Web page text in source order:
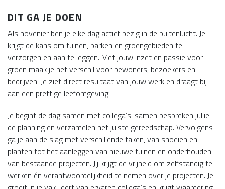
DIT GA JE DOEN
Als hovenier ben je elke dag actief bezig in de buitenlucht. Je
krijgt de kans om tuinen, parken en groengebieden te
verzorgen en aan te leggen. Met jouw inzet en passie voor
groen maak je het verschil voor bewoners, bezoekers en
bedrijven. Je ziet direct resultaat van jouw werk en draagt bij
aan een prettige leefomgeving.
Je begint de dag samen met collega’s: samen bespreken jullie
de planning en verzamelen het juiste gereedschap. Vervolgens
ga je aan de slag met verschillende taken, van snoeien en
planten tot het aanleggen van nieuwe tuinen en onderhouden
van bestaande projecten. Jij krijgt de vrijheid om zelfstandig te
werken én verantwoordelijkheid te nemen over je projecten. Je